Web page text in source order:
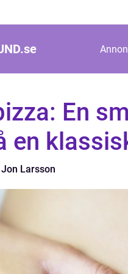
se
En
en
Jon Larsson